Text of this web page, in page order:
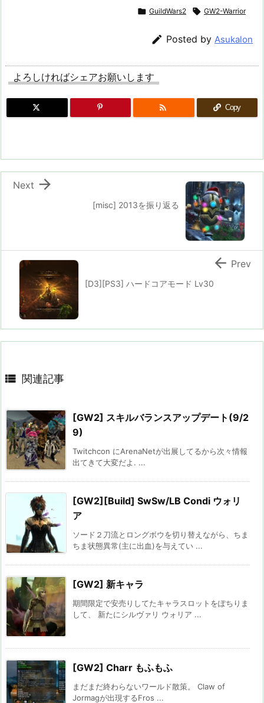
 GuildWars2  GW2-Warrior
 Posted by Asukalon
よろしければシェアお願いします
 Copy
[misc] 2013を振り返る

Next
[D3][PS3] ハードコアモード Lv30
 Prev
 関連記事
[GW2] スキルバランスアップデート(9/2
9)
Twitchcon にArenaNetが出展してるから次々情報
出てきて大変だよ. ...
[GW2][Build] SwSw/LB Condi ウォリ
ア
ソード２刀流とロングボウを切り替えながら、ちま
ちま状態異常(主に出血)を与えてい ...
[GW2] 新キャラ
期間限定で安売りしてたキャラスロットをぽちりま
して、 新たにシルヴァリ ウォリア ...
[GW2] Charr もふもふ
まだまだ終わらないワールド散策。 Claw of
Jormagが出現するFros ...